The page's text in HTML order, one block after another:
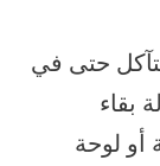
حتى في
بقاء
لوحة